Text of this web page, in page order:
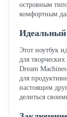
островным
комфортным
Идеальный
Этот ноутбук
для
Dream
для
настоящим
делиться